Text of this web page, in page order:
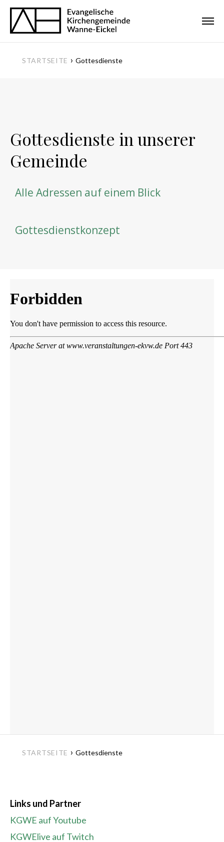
STARTSEITE › Gottesdienste
Gottesdienste in unserer
Gemeinde
Alle Adressen auf einem Blick
Gottesdienstkonzept
STARTSEITE › Gottesdienste
Links und Partner
KGWE auf Youtube
KGWElive auf Twitch